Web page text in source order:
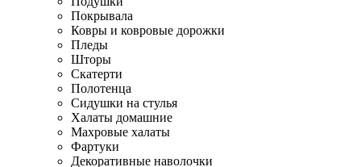
Покрывала
Ковры и ковровые дорожки
Пледы
Шторы
Скатерти
Полотенца
Сидушки на стулья
Халаты домашние
Махровые халаты
Фартуки
Декоративные наволочки